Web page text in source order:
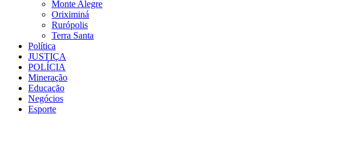
Monte Alegre
Oriximiná
Rurópolis
Terra Santa
Política
JUSTIÇA
POLÍCIA
Mineração
Educação
Negócios
Esporte